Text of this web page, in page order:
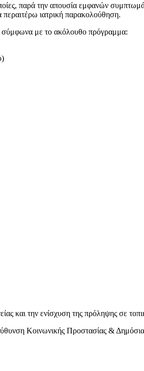
παρά την απουσία εμφανών
περαιτέρω ιατρική παρακολούθηση.
σύμφωνα με το ακόλουθο πρόγραμμα:
και την ενίσχυση της πρόληψης σε
Κοινωνικής Προστασίας &